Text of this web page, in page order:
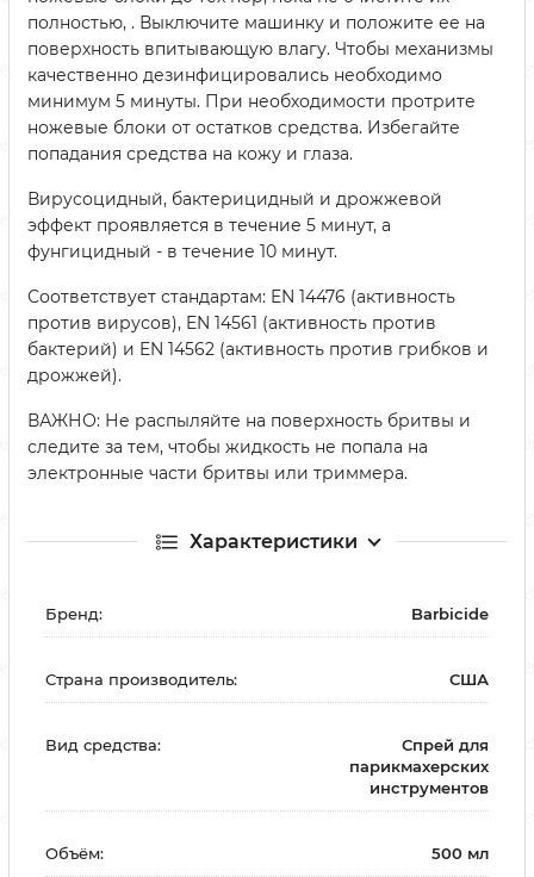
полностью, . Выключите машинку и положите ее на
поверхность впитывающую влагу. Чтобы механизмы
качественно дезинфицировались необходимо
минимум 5 минуты. При необходимости протрите
ножевые блоки от остатков средства. Избегайте
попадания средства на кожу и глаза.
Вирусоцидный, бактерицидный и дрожжевой
эффект проявляется в течение 5 минут, а
фунгицидный - в течение 10 минут.
Соответствует стандартам: EN 14476 (активность
против вирусов), EN 14561 (активность против
бактерий) и EN 14562 (активность против грибков и
дрожжей).
ВАЖНО: Не распыляйте на поверхность бритвы и
следите за тем, чтобы жидкость не попала на
электронные части бритвы или триммера.
Характеристики
Бренд: Barbicide
Страна производитель: США
Вид средства:
Спрей для
парикмахерских
инструментов
Объём: 500 мл